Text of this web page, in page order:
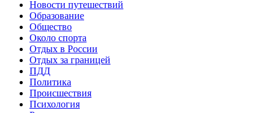
Новости путешествий
Образование
Общество
Около спорта
Отдых в России
Отдых за границей
ПДД
Политика
Происшествия
Психология